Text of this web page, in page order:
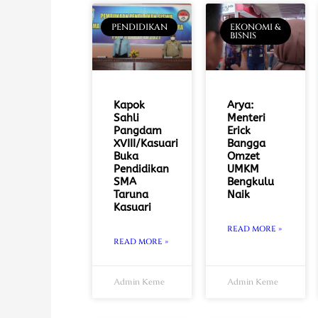
PENDIDIKAN
Kapok
Sahli
Pangdam
XVIII/Kasuari
Buka
Pendidikan
SMA
Taruna
Kasuari
READ MORE »
Admin Keme
EKONOMI &
BISNIS
Arya:
Menteri
Erick
Bangga
Omzet
UMKM
Bengkulu
Naik
READ MORE »
Admin Keme